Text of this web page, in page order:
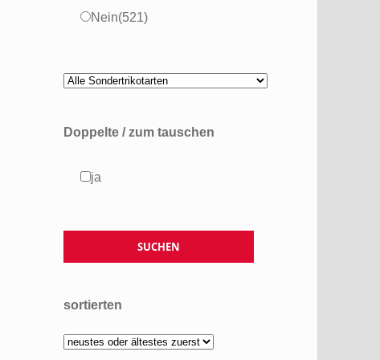
Nein(521)
Doppelte / zum tauschen
ja
sortierten